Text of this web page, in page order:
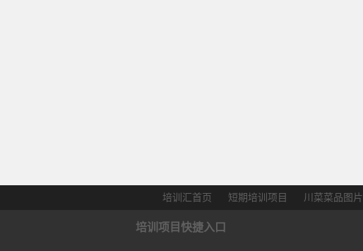
培训汇首页 短期培训项目 川菜菜品图片
培训项目快捷入口